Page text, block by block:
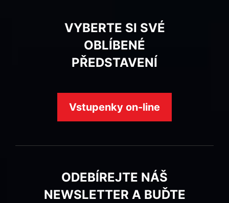
VYBERTE SI SVÉ
OBLÍBENÉ
PŘEDSTAVENÍ
Vstupenky on-line
ODEBÍREJTE NÁŠ
NEWSLETTER A BUĎTE